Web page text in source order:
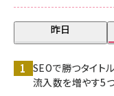
昨日
SEOで勝つタイト
流入数を増やす5